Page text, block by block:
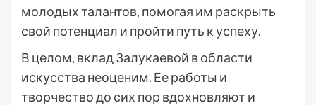
молодых талантов, помогая им раскрыть
свой потенциал и пройти путь к успеху.
В целом, вклад Залукаевой в области
искусства неоценим. Ее работы и
творчество до сих пор вдохновляют и